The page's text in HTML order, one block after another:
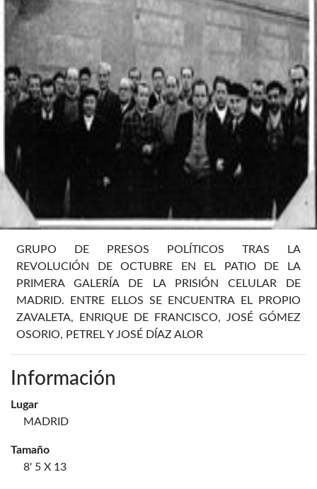
GRUPO DE PRESOS POLÍTICOS TRAS LA
REVOLUCIÓN DE OCTUBRE EN EL PATIO DE LA
PRIMERA GALERÍA DE LA PRISIÓN CELULAR DE
MADRID. ENTRE ELLOS SE ENCUENTRA EL PROPIO
ZAVALETA, ENRIQUE DE FRANCISCO, JOSÉ GÓMEZ
OSORIO, PETREL Y JOSÉ DÍAZ ALOR
Información
Lugar
MADRID
Tamaño
8' 5 X 13